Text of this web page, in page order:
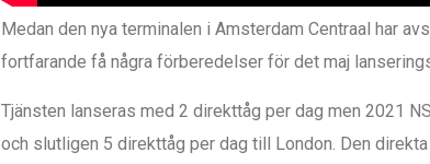
Medan den nya terminalen i Amsterdam Centraal har
fortfarande få några förberedelser för det maj
Tjänsten lanseras med 2 direkttåg per dag men 2021
och slutligen 5 direkttåg per dag till London. Den